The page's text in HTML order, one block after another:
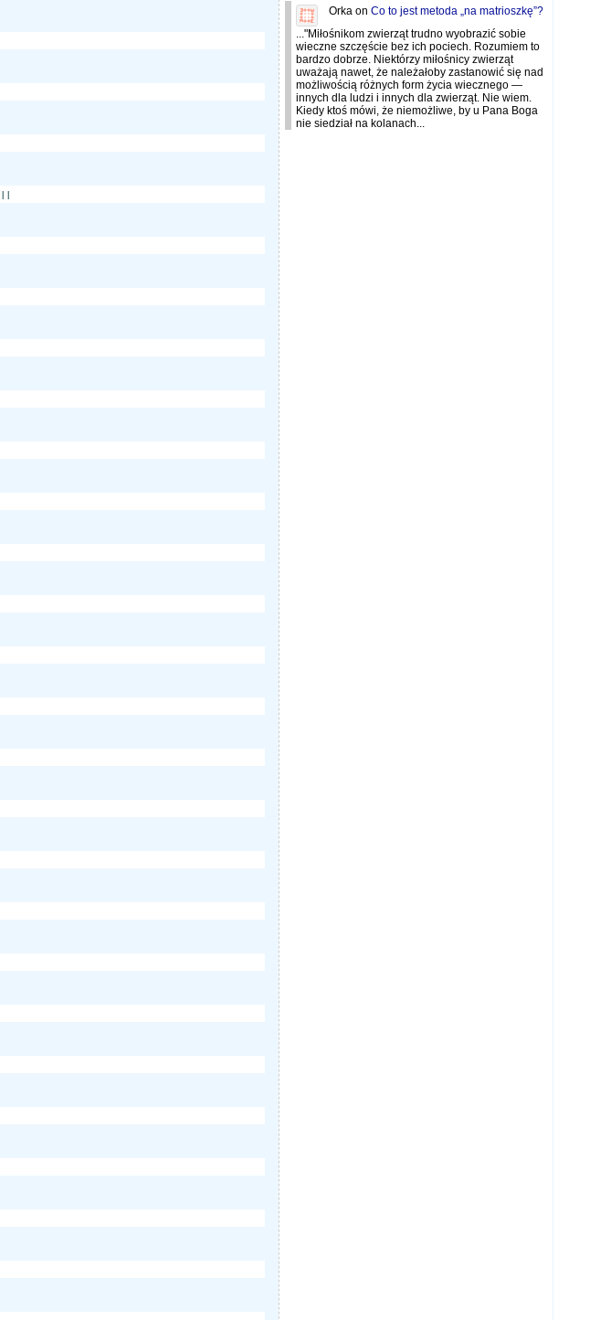
| |
Orka onCo to jest metoda „na matrioszkę”?
..."Miłośnikom zwierząt trudno wyobrazić sobie
wieczne szczęście bez ich pociech. Rozumiem to
bardzo dobrze. Niektórzy miłośnicy zwierząt
uważają nawet, że należałoby zastanowić się nad
możliwością różnych form życia wiecznego —
innych dla ludzi i innych dla zwierząt. Nie wiem.
Kiedy ktoś mówi, że niemożliwe, by u Pana Boga
nie siedział na kolanach...